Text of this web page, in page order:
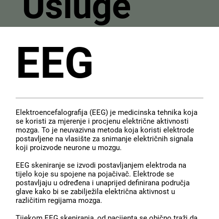
EEG
Elektroencefalografija (EEG) je medicinska tehnika koja
se koristi za mjerenje i procjenu električne aktivnosti
mozga. To je neuvazivna metoda koja koristi elektrode
postavljene na vlasište za snimanje električnih signala
koji proizvode neurone u mozgu.
EEG skeniranje se izvodi postavljanjem elektroda na
tijelo koje su spojene na pojačivač. Elektrode se
postavljaju u određena i unaprijed definirana područja
glave kako bi se zabilježila električna aktivnost u
različitim regijama mozga.